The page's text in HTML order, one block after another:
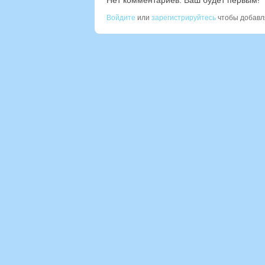
Войдите или зарегистрируйтесь чтобы